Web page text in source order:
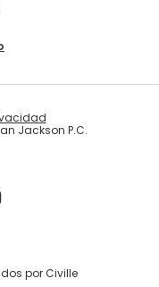
Jackson P.C.
por Civille